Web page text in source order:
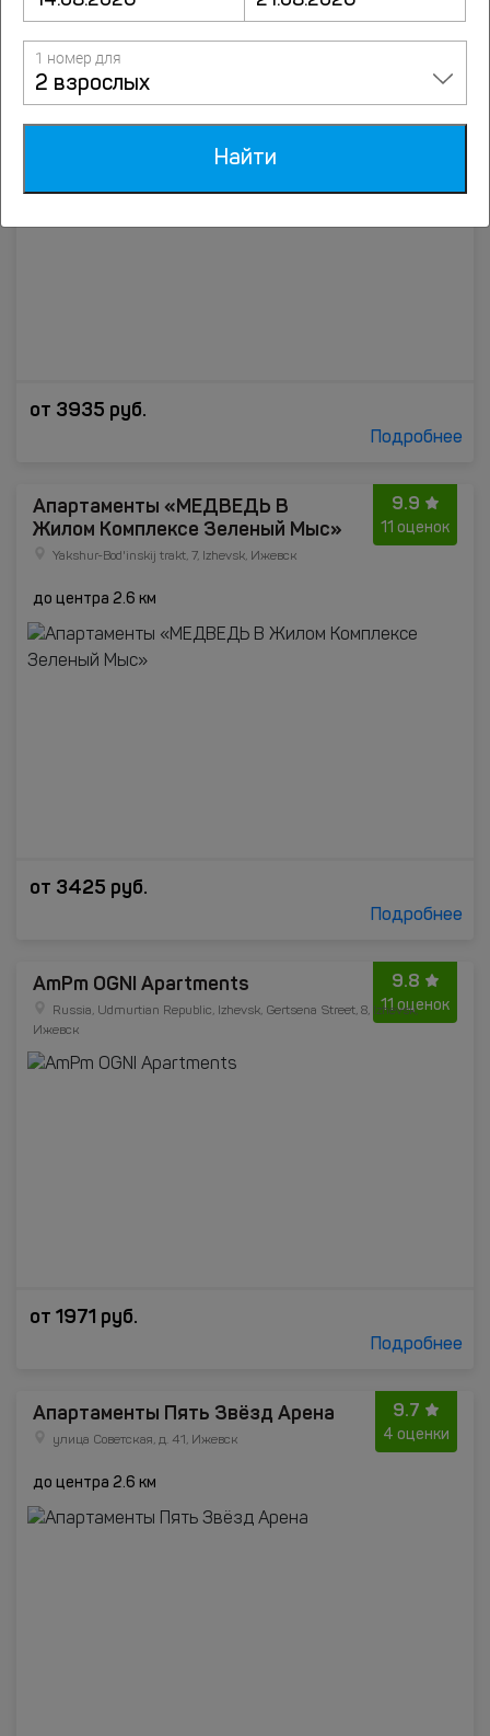
Апартаменты Пять Звёзд Бархат
улица Советская, д. 49, Ижевск
от 3935 руб.
Подробнее
9.9
11 оценок
Апартаменты «МЕДВЕДЬ В
Жилом Комплексе Зеленый Мыс»
Yakshur-Bod'inskij trakt, 7, Izhevsk, Ижевск
до центра 2.6 км
от 3425 руб.
Подробнее
9.8
11 оценок
AmPm OGNI Apartments
Russia, Udmurtian Republic, Izhevsk, Gertsena Street, 8, Izhevsk,
Ижевск
от 1971 руб.
Подробнее
9.7
4 оценки
Апартаменты Пять Звёзд Арена
улица Советская, д. 41, Ижевск
до центра 2.6 км
1 номер для
2 взрослых
Найти